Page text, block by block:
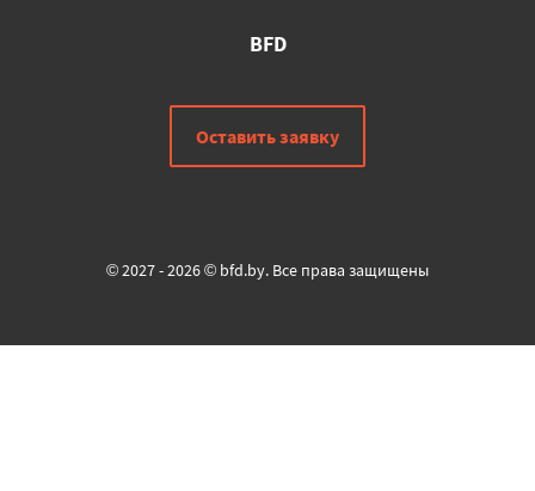
BFD
Оставить заявку
© 2027 - 2026 © bfd.by. Все права защищены